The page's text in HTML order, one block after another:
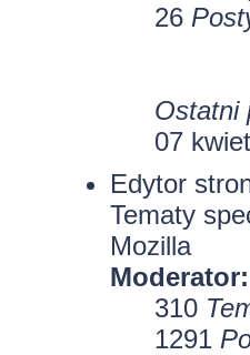
26
Ostatni
07
Edytor
Tematy
Mozilla
Moderator:
310
1291